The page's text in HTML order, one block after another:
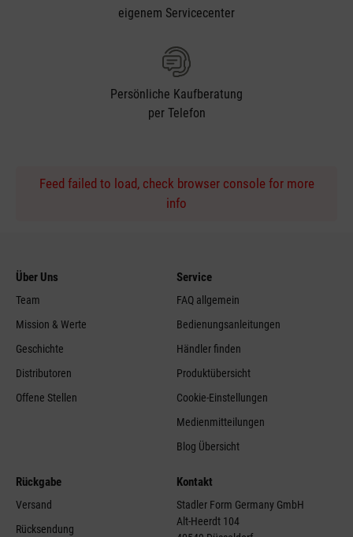
eigenem Servicecenter
Persönliche Kaufberatung
per Telefon
Feed failed to load, check browser console for more
info
Über Uns
Team
Mission & Werte
Geschichte
Distributoren
Offene Stellen
Service
FAQ allgemein
Bedienungsanleitungen
Händler finden
Produktübersicht
Cookie-Einstellungen
Medienmitteilungen
Blog Übersicht
Rückgabe
Versand
Rücksendung
Kontakt
Stadler Form Germany GmbH
Alt-Heerdt 104